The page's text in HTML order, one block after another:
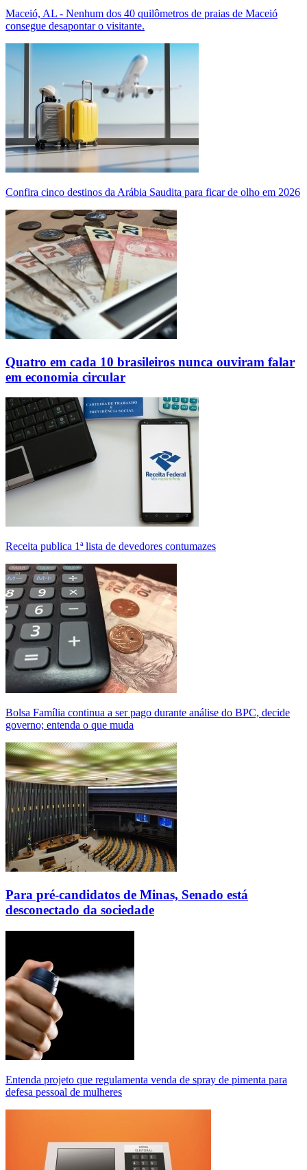
Maceió, AL - Nenhum dos 40 quilômetros de praias de Maceió
consegue desapontar o visitante.
Confira cinco destinos da Arábia Saudita para ficar de olho em 2026
Quatro em cada 10 brasileiros nunca ouviram falar
em economia circular
Receita publica 1ª lista de devedores contumazes
Bolsa Família continua a ser pago durante análise do BPC, decide
governo; entenda o que muda
Para pré-candidatos de Minas, Senado está
desconectado da sociedade
Entenda projeto que regulamenta venda de spray de pimenta para
defesa pessoal de mulheres